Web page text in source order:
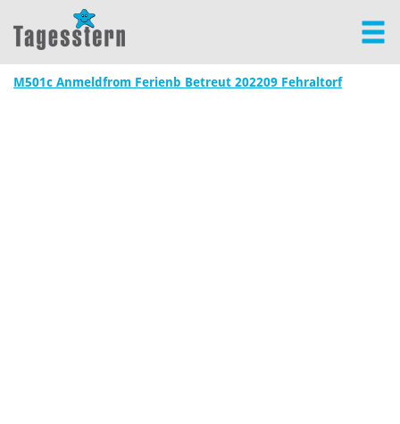
M501c Anmeldfrom Ferienb Betreut 202209 Fehraltorf